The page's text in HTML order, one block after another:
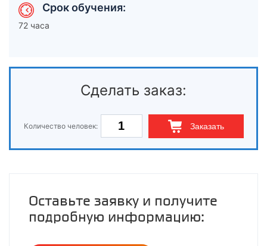
Срок обучения:
72 часа
Сделать заказ:
Количество человек: Заказать
Оставьте заявку и получите
подробную информацию: